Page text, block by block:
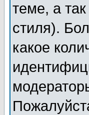
теме, а
стиля).
какое